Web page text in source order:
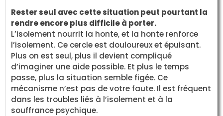
Rester seul avec cette situation peut pourtant la
rendre encore plus difficile à porter.
L’isolement nourrit la honte, et la honte renforce
l’isolement. Ce cercle est douloureux et épuisant.
Plus on est seul, plus il devient compliqué
d’imaginer une aide possible. Et plus le temps
passe, plus la situation semble figée. Ce
mécanisme n’est pas de votre faute. Il est fréquent
dans les troubles liés à l’isolement et à la
souffrance psychique.